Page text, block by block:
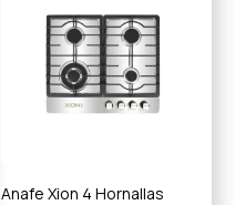
Anafe Xion 4 Hornallas